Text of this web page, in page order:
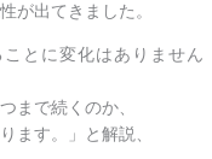
が出てきました。
とに変化はありません
まで続くのか、
ます。」と解説、